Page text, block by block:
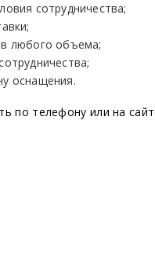
сотрудничества;
любого объема;
оснащения.
по телефону или на